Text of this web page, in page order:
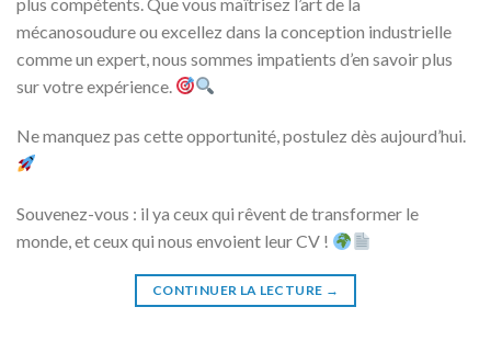
mécanosoudure ou excellez dans la conception industrielle
comme un expert, nous sommes impatients d’en savoir plus
sur votre expérience.
Ne manquez pas cette opportunité, postulez dès aujourd’hui.
Souvenez-vous : il ya ceux qui rêvent de transformer le
monde, et ceux qui nous envoient leur CV !
CONTINUER LA LECTURE →